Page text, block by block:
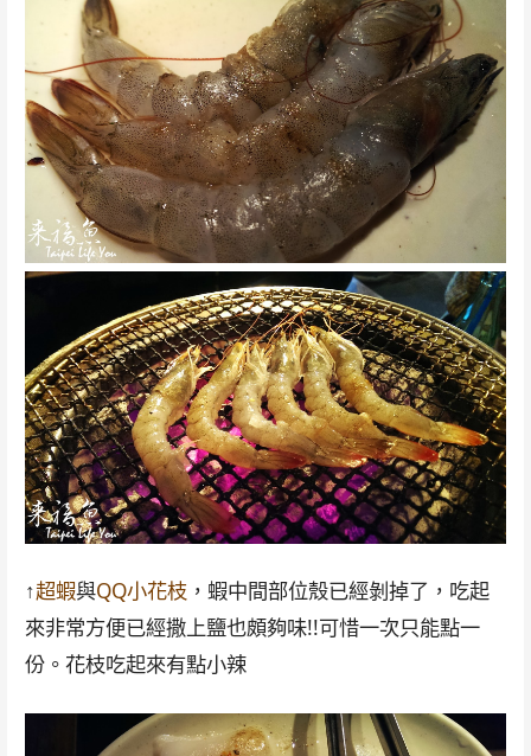
↑超蝦與QQ小花枝 ，蝦中間部位殼已經剝掉了，吃起
來非常方便已經撒上鹽也頗夠味!!可惜一次只能點一
份。花枝吃起來有點小辣